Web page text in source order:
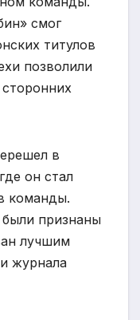
смог
титулов
позволили
в
он стал
команды.
признаны
лучшим
журнала